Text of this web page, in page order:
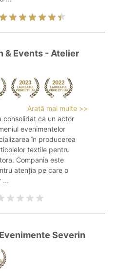
& Events - Atelier
Arată mai multe >>
consolidat ca un actor
evenimentelor
în producerea
textile pentru
Compania este
atenția pe care o
...
Severin